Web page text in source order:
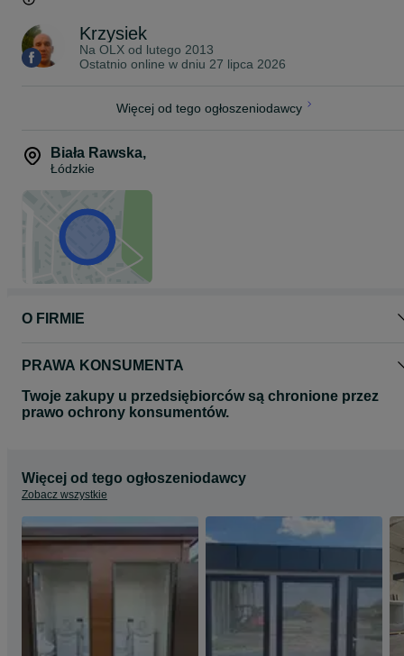
-plac budowy
-hala magazynowe
-usługowo
Krzysiek
Na OLX od lutego 2013
Ostatnio online w dniu 27 lipca 2026
Więcej od tego ogłoszeniodawcy
Biała Rawska,
Łódzkie
O FIRMIE
PRAWA KONSUMENTA
Twoje zakupy u przedsiębiorców są chronione przez
prawo ochrony konsumentów.
Więcej od tego ogłoszeniodawcy
Zobacz wszystkie